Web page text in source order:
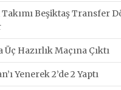
Takımı Beşiktaş Transfer
Hazırlık Maçına Çıktı
Yenerek 2’de 2 Yaptı